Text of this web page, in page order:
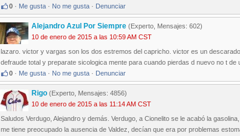
0 · Me gusta · No me gusta · Denunciar
Alejandro Azul Por Siempre (Experto, Mensajes: 602)
10 de enero de 2015 a las 10:59 AM CST
lazaro. victor y vargas son los dos estremos del capricho. victor es un
defraude total y preparate sicologica mente para cuando pierdas d nuevo no t de
0 · Me gusta · No me gusta · Denunciar
Rigo (Experto, Mensajes: 4856)
10 de enero de 2015 a las 11:14 AM CST
Saludos Verdugo, Alejandro y demás. Verdugo, a Cionelito se le acabó la
me tiene preocupado la ausencia de Valdez, decían que era por problemas